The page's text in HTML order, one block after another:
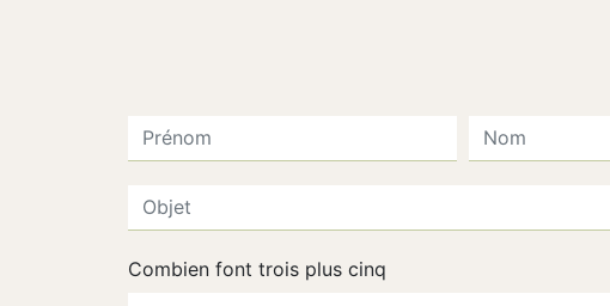
Combien font trois plus cinq